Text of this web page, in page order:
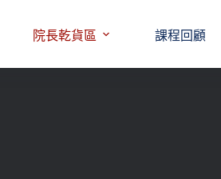
院長乾貨區 課程回顧